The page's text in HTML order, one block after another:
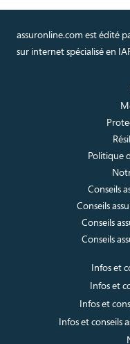
assuronline.com est édité
sur internet spécialisé en
Politique
Conseils
Conseils
Conseils
Conseils
Infos et
Infos et
Infos et
Infos et conseils